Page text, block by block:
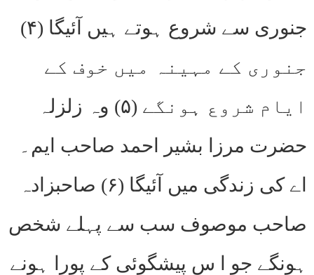
جنوری سے شروع ہوتے ہیں آئیگا (۴)
جنوری کے مہینہ میں خوف کے
ایام شروع ہونگے (۵) وہ زلزلہ
حضرت مرزا بشیر احمد صاحب ایم۔
اے کی زندگی میں آئیگا (۶) صاحبزادہ
صاحب موصوف سب سے پہلے شخص
ہونگے جو ا س پیشگوئی کے پورا ہونے